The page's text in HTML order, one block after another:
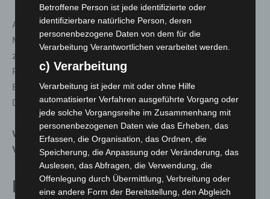
Als Kriterium für die Meldung „genesen“ gilt das
Meldedatum des Falles, wenn es länger als 14 Tage
zurückliegt. Die in dieser Kategorie aufgezählten
Patientinnen und Patienten sind außerdem weder in
Behandlung in einem Krankenhaus noch verstorben.
Diese Kriterien legt auch das RKI an.
Weitere Informationen zum Corona-
Virus
www.niedersachsen.de/coronavirus
Infektionszahlen aus der Region
Betroffene Person ist jede identifizierte oder
identifizierbare natürliche Person, deren
personenbezogene Daten von dem für die
Verarbeitung Verantwortlichen verarbeitet werden.
c) Verarbeitung
Verarbeitung ist jeder mit oder ohne Hilfe
automatisierter Verfahren ausgeführte Vorgang oder
jede solche Vorgangsreihe im Zusammenhang mit
personenbezogenen Daten wie das Erheben, das
Erfassen, die Organisation, das Ordnen, die
Speicherung, die Anpassung oder Veränderung, das
Auslesen, das Abfragen, die Verwendung, die
Offenlegung durch Übermittlung, Verbreitung oder
eine andere Form der Bereitstellung, den Abgleich